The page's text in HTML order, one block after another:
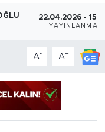
22.04.2026 -
YAYINLANMA
A- A+